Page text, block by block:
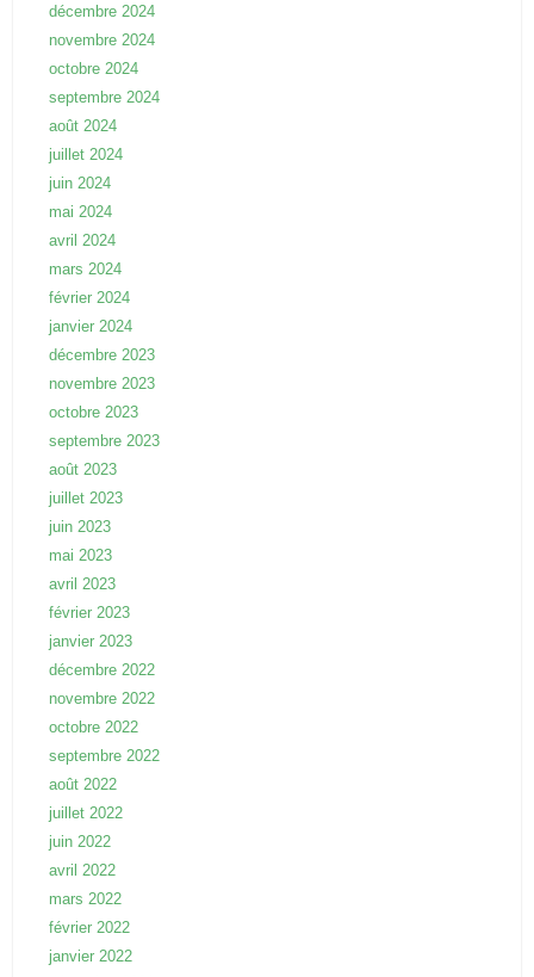
décembre 2024
novembre 2024
octobre 2024
septembre 2024
août 2024
juillet 2024
juin 2024
mai 2024
avril 2024
mars 2024
février 2024
janvier 2024
décembre 2023
novembre 2023
octobre 2023
septembre 2023
août 2023
juillet 2023
juin 2023
mai 2023
avril 2023
février 2023
janvier 2023
décembre 2022
novembre 2022
octobre 2022
septembre 2022
août 2022
juillet 2022
juin 2022
avril 2022
mars 2022
février 2022
janvier 2022